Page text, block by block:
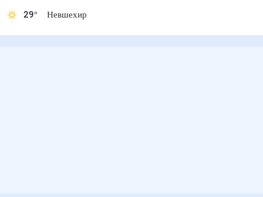
29° Невшехир